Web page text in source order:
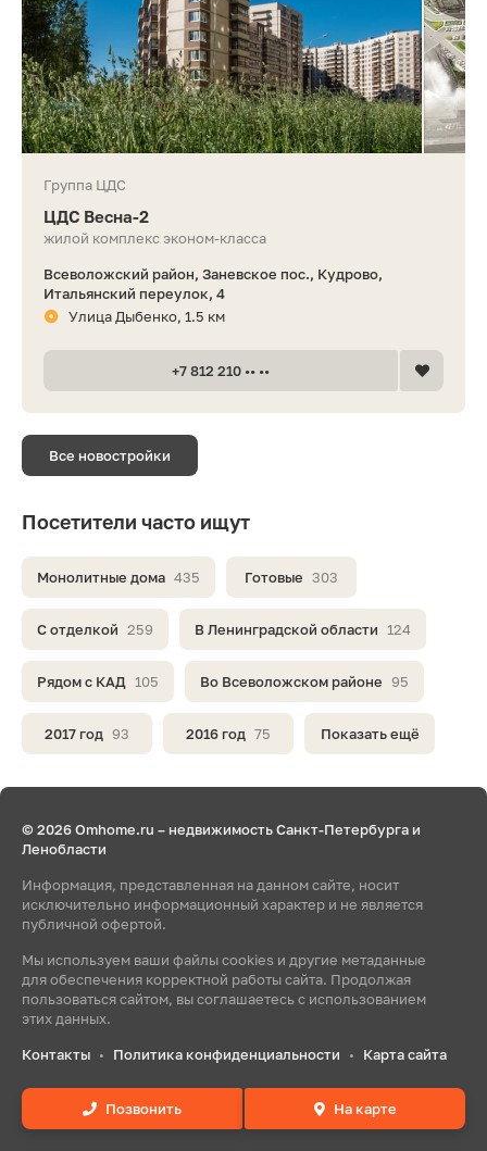
Группа ЦДС
ЦДС Весна-2
жилой комплекс эконом-класса
Всеволожский район, Заневское пос., Кудрово,
Итальянский переулок, 4
Улица Дыбенко, 1.5 км
+7 812 210 •• ••
Все новостройки
Посетители часто ищут
Монолитные дома 435 Готовые 303
С отделкой 259 В Ленинградской области 124
Рядом с КАД 105 Во Всеволожском районе 95
2017 год 93 2016 год 75 Показать ещё
© 2026 Omhome.ru – недвижимость Санкт-Петербурга и
Ленобласти
Информация, представленная на данном сайте, носит
исключительно информационный характер и не является
публичной офертой.
Мы используем ваши файлы cookies и другие метаданные
для обеспечения корректной работы сайта. Продолжая
пользоваться сайтом, вы соглашаетесь с использованием
этих данных.
Контакты • Политика конфиденциальности • Карта сайта
Позвонить На карте